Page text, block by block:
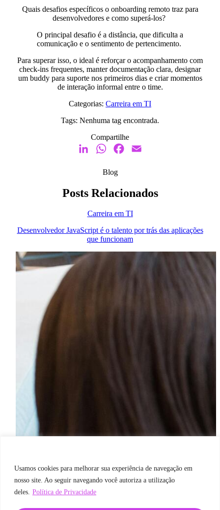
Usamos cookies para melhorar sua experiência de navegação em
nosso site. Ao seguir navegando você autoriza a utilização
deles. Política de Privacidade
Quais desafios específicos o onboarding remoto traz para
desenvolvedores e como superá-los?
O principal desafio é a distância, que dificulta a
comunicação e o sentimento de pertencimento.
Para superar isso, o ideal é reforçar o acompanhamento com
check-ins frequentes, manter documentação clara, designar
um buddy para suporte nos primeiros dias e criar momentos
de interação informal entre o time.
Categorias: Carreira em TI
Tags: Nenhuma tag encontrada.
Compartilhe
LinkedInWhatsAppFacebook
Blog
Posts Relacionados
Carreira em TI
Desenvolvedor JavaScript é o talento por trás das aplicações
que funcionam